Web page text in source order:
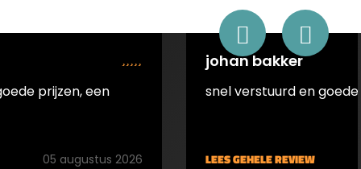
prijzen, een
05 augustus 2026
johan bakker
snel verstuurd en goede
LEES GEHELE REVIEW